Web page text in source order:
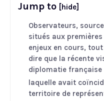
Jump to [hide]
Observateurs,
situés aux
enjeux en cours,
dire que la récente
diplomatie française
laquelle avait
territoire de